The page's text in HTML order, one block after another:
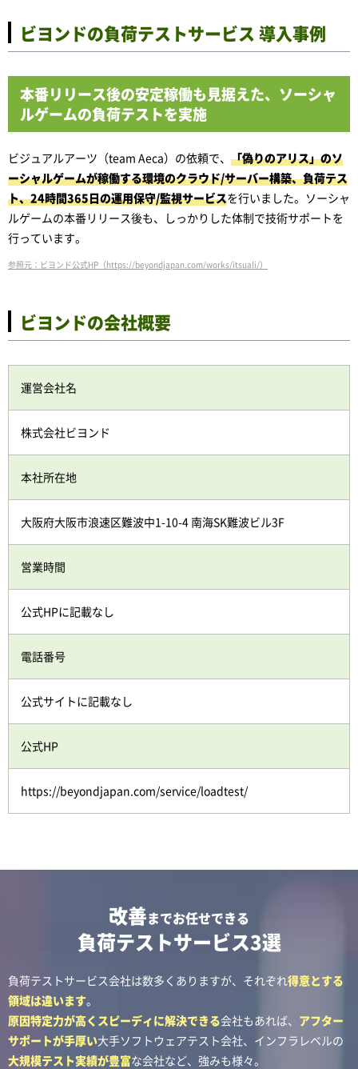
ビヨンドの負荷テストサービス 導入事例
本番リリース後の安定稼働も見据えた、ソーシャ
ルゲームの負荷テストを実施
ビジュアルアーツ（team Aeca）の依頼で、 「偽りのアリス」のソ
ーシャルゲームが稼働する環境のクラウド/サーバー構築、負荷テス
ト、24時間365日の運用保守/監視サービスを行いました。ソーシャ
ルゲームの本番リリース後も、しっかりした体制で技術サポートを
行っています。
参照元：ビヨンド公式HP（https://beyondjapan.com/works/itsuali/）
ビヨンドの会社概要
運営会社名
株式会社ビヨンド
本社所在地
大阪府大阪市浪速区難波中1-10-4 南海SK難波ビル3F
営業時間
公式HPに記載なし
電話番号
公式サイトに記載なし
公式HP
https://beyondjapan.com/service/loadtest/
改善までお任せできる
負荷テストサービス3選
負荷テストサービス会社は数多くありますが、それぞれ得意とする
領域は違います。
原因特定力が高くスピーディに解決できる会社もあれば、 アフター
サポートが手厚い大手ソフトウェアテスト会社、インフラレベルの
大規模テスト実績が豊富な会社など、強みも様々。